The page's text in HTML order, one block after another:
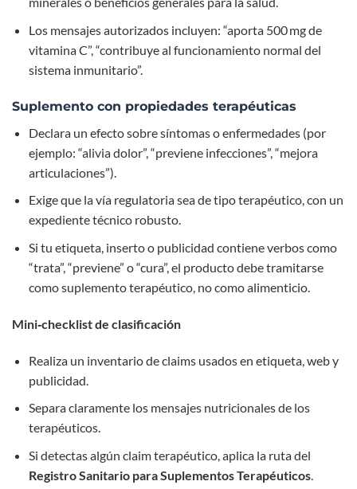
Los mensajes autorizados incluyen: “aporta 500 mg de
vitamina C”, “contribuye al funcionamiento normal del
sistema inmunitario”.
Suplemento con propiedades terapéuticas
Declara un efecto sobre síntomas o enfermedades (por
ejemplo: “alivia dolor”, “previene infecciones”, “mejora
articulaciones”).
Exige que la vía regulatoria sea de tipo terapéutico, con un
expediente técnico robusto.
Si tu etiqueta, inserto o publicidad contiene verbos como
“trata”, “previene” o “cura”, el producto debe tramitarse
como suplemento terapéutico, no como alimenticio.
Mini‑checklist de clasificación
Realiza un inventario de claims usados en etiqueta, web y
publicidad.
Separa claramente los mensajes nutricionales de los
terapéuticos.
Si detectas algún claim terapéutico, aplica la ruta del
Registro Sanitario para Suplementos Terapéuticos.